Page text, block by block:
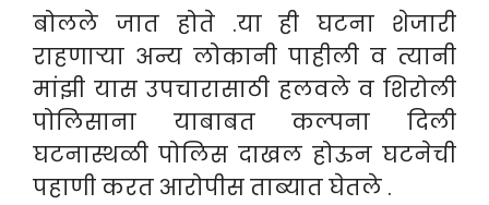
बोलले जात होते .या ही घटना शेजारी
राहणाऱ्या अन्य लोकानी पाहीली व त्यानी
मांझी यास उपचारासाठी हलवले व शिरोली
पोलिसाना याबाबत कल्पना दिली
घटनास्थळी पोलिस दाखल होऊन घटनेची
पहाणी करत आरोपीस ताब्यात घेतले .